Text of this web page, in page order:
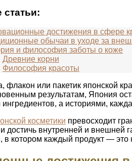
достижения в сфере
обычаи в уходе за
и философия заботы о коже
Древние корни
Философия красоты
флакон или пакетик японской
результатам, Япония
ингредиентов, а историями,
косметики превосходит
и достичь внутренней и
в котором каждый продукт — это